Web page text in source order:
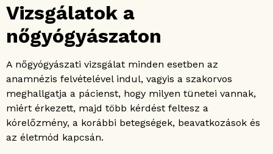
Vizsgálatok a
nőgyógyászaton
A nőgyógyászati vizsgálat minden esetben az
anamnézis felvételével indul, vagyis a szakorvos
meghallgatja a pácienst, hogy milyen tünetei vannak,
miért érkezett, majd több kérdést feltesz a
kórelőzmény, a korábbi betegségek, beavatkozások és
az életmód kapcsán.